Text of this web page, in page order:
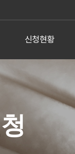
신청현황
신청현황정보